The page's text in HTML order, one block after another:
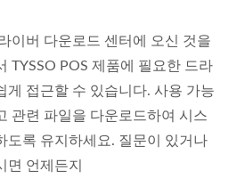
이버 다운로드 센터에 오신 것을
TYSSO POS 제품에 필요한 드라
게 접근할 수 있습니다. 사용 가능
관련 파일을 다운로드하여 시스
도록 유지하세요. 질문이 있거나
면 언제든지